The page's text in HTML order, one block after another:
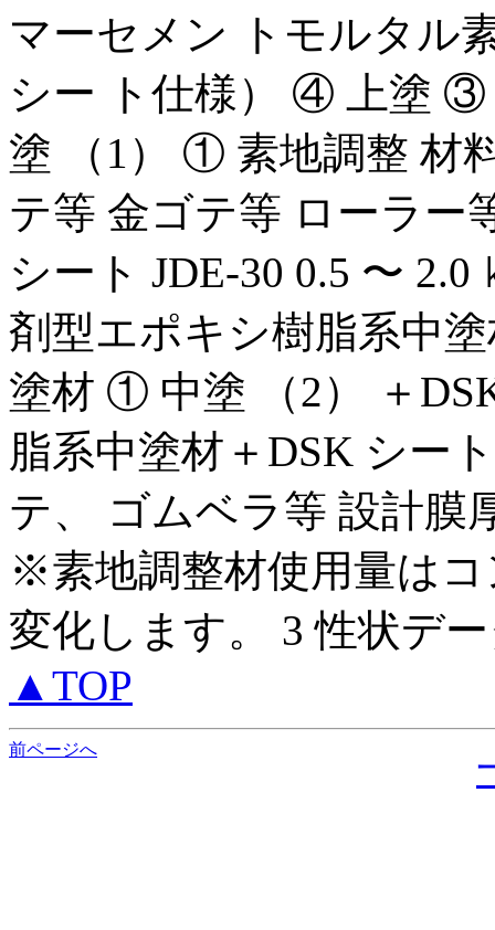
マーセメン トモルタル
シー ト仕様） ④ 上塗 ③
塗 （1） ① 素地調整 材
テ等 金ゴテ等 ローラー
シート JDE-30 0.5 〜
剤型エポキシ樹脂系中
塗材 ① 中塗 （2） ＋
脂系中塗材＋DSK シー
テ、 ゴムベラ等 設計膜
※素地調整材使用量は
変化します。 3 性状
▲TOP
前ページへ